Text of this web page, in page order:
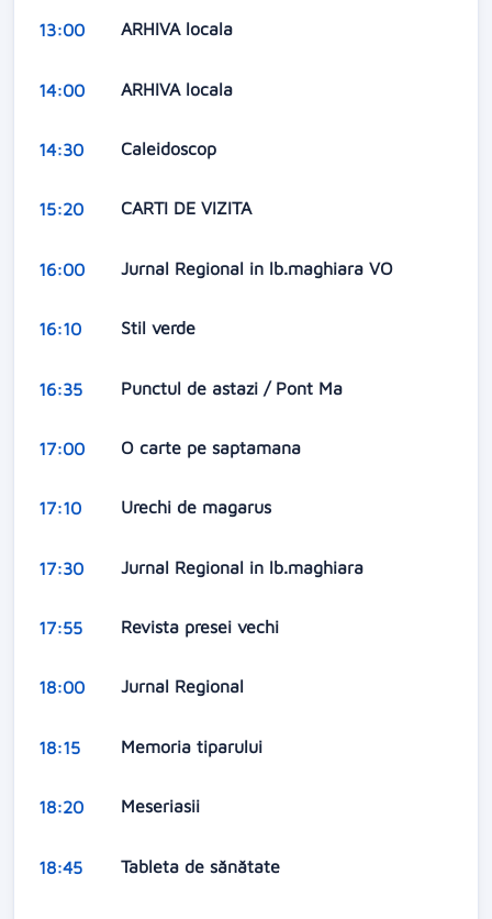
13:00 ARHIVA locala
14:00 ARHIVA locala
14:30 Caleidoscop
15:20 CARTI DE VIZITA
16:00 Jurnal Regional in lb.maghiara VO
16:10 Stil verde
16:35 Punctul de astazi / Pont Ma
17:00 O carte pe saptamana
17:10 Urechi de magarus
17:30 Jurnal Regional in lb.maghiara
17:55 Revista presei vechi
18:00 Jurnal Regional
18:15 Memoria tiparului
18:20 Meseriasii
18:45 Tableta de sănătate